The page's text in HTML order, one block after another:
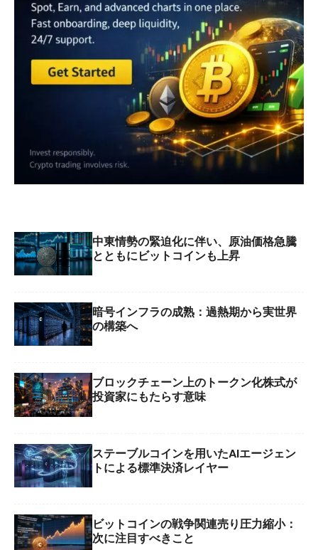
中東情勢の緊迫化に伴い、原油価格急騰
とともにビットコインも上昇
暗号インフラの成熟：過熱期から実世界
の構築へ
ブロックチェーン上のトークン化株式が
投資家にもたらす意味
ステーブルコインを用いたAIエージェン
トによる標準決済レイヤー
ビットコインの戦争関連売り圧力縮小：
次に注目すべきこと